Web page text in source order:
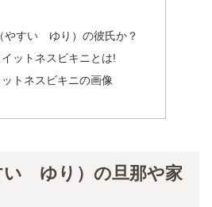
やすい ゆり）の彼氏か？
ットネスビキニとは!
トネスビキニの画像
い ゆり）の旦那や家